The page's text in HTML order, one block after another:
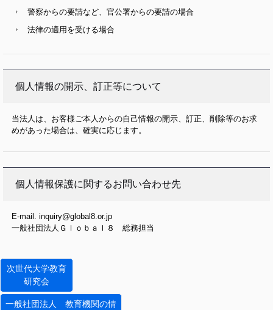
警察からの要請など、官公署からの要請の場合
法律の適用を受ける場合
個人情報の開示、訂正等について
当法人は、お客様ご本人からの自己情報の開示、訂正、削除等のお求
めがあった場合は、確実に応じます。
個人情報保護に関するお問い合わせ先
E-mail. inquiry@global8.or.jp
一般社団法人Ｇｌｏｂａｌ８ 総務担当
次世代大学教育
研究会
一般社団法人 教育機関の情